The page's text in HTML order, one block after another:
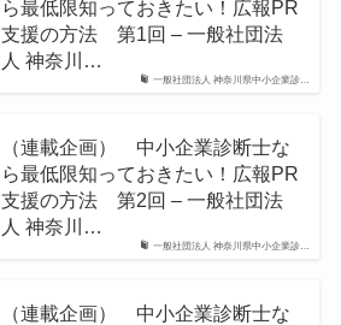
一般社団法人 神奈川県中小企業診…
ら最低限知っておきたい！広報PR
支援の方法 第1回 – 一般社団法
人 神奈川…
一般社団法人 神奈川県中小企業診…
（連載企画） 中小企業診断士な
ら最低限知っておきたい！広報PR
支援の方法 第2回 – 一般社団法
人 神奈川…
（連載企画） 中小企業診断士な